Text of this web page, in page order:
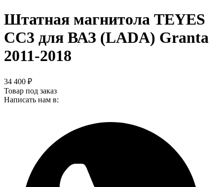
Штатная магнитола TEYES
CC3 для ВАЗ (LADA) Granta
2011-2018
34 400 ₽
Товар под заказ
Написать нам в: